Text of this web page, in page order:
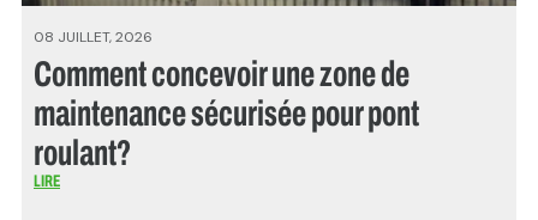
08 JUILLET, 2026
Comment concevoir une zone de
maintenance sécurisée pour pont
roulant?
LIRE